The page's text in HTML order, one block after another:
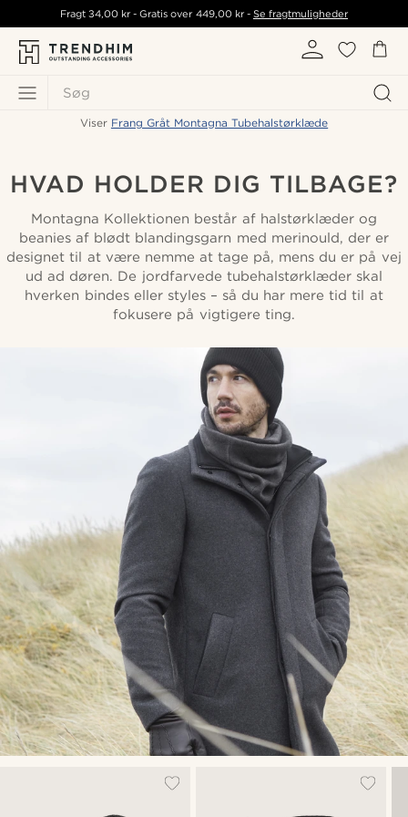
Søg
Fragt34,00 kr - Gratis over 449,00 kr- Se fragtmuligheder
Viser Frang Gråt Montagna Tubehalstørklæde
HVAD HOLDER DIG TILBAGE?
Montagna Kollektionen består af halstørklæder og
beanies af blødt blandingsgarn med merinould, der er
designet til at være nemme at tage på, mens du er på vej
ud ad døren. De jordfarvede tubehalstørklæder skal
hverken bindes eller styles – så du har mere tid til at
fokusere på vigtigere ting.